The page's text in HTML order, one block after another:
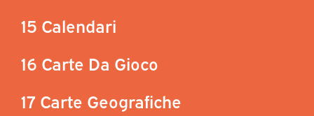
15 Calendari
16 Carte Da Gioco
17 Carte Geografiche